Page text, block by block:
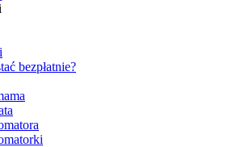
bezpłatnie?